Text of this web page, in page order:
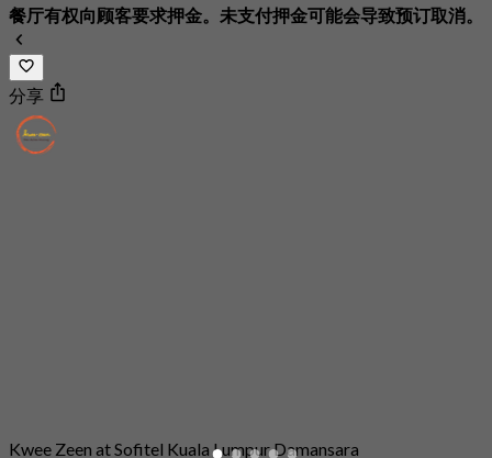
餐厅有权向顾客要求押金。未支付押金可能会导致预订取消。
分享
Kwee Zeen at Sofitel Kuala Lumpur Damansara